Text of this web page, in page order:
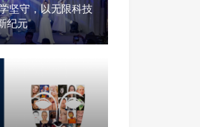
坚守，以无限科技
纪元